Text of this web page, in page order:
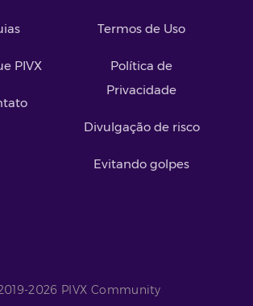
PIVX
Termos de Uso
Política de
Privacidade
Divulgação de risco
Evitando golpes
2026 PIVX Community